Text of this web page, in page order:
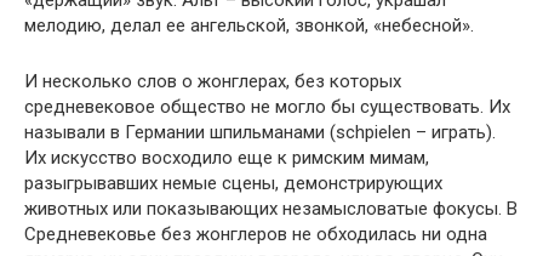
мелодию, делал ее ангельской, звонкой, «небесной».
И несколько слов о жонглерах, без которых
средневековое общество не могло бы существовать. Их
называли в Германии шпильманами (schpielen – играть).
Их искусство восходило еще к римским мимам,
разыгрывавших немые сцены, демонстрирующих
животных или показывающих незамысловатые фокусы. В
Средневековье без жонглеров не обходилась ни одна